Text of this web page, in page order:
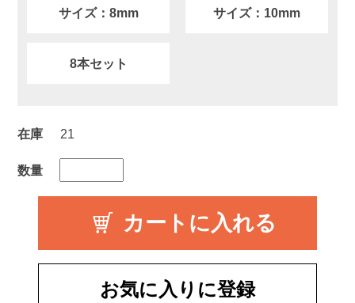
サイズ：8mm サイズ：10mm
8本セット
在庫 21
数量
お気に入りに登録